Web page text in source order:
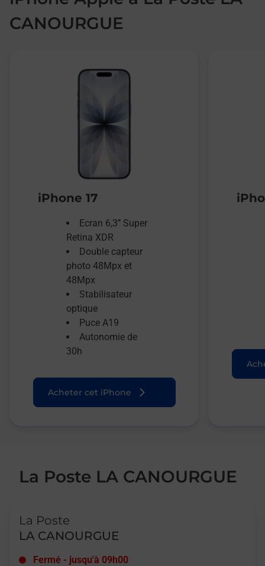
CANOURGUE
iPhone 17
Ecran 6,3’’ Super
Retina XDR
Double capteur
photo 48Mpx et
48Mpx
Stabilisateur
optique
Puce A19
Autonomie de
30h
Acheter cet iPhone
La Poste LA CANOURGUE
La Poste
LA CANOURGUE
Fermé - jusqu'à 09h00